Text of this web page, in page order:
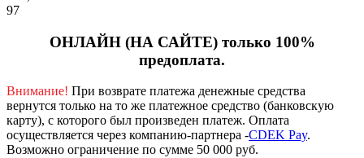
97
ОНЛАЙН (НА САЙТЕ) только 100%
предоплата.
Внимание! При возврате платежа денежные средства
вернутся только на то же платежное средство (банковскую
карту), с которого был произведен платеж. Оплата
осуществляется через компанию-партнера -CDEK Pay.
Возможно ограничение по сумме 50 000 руб.